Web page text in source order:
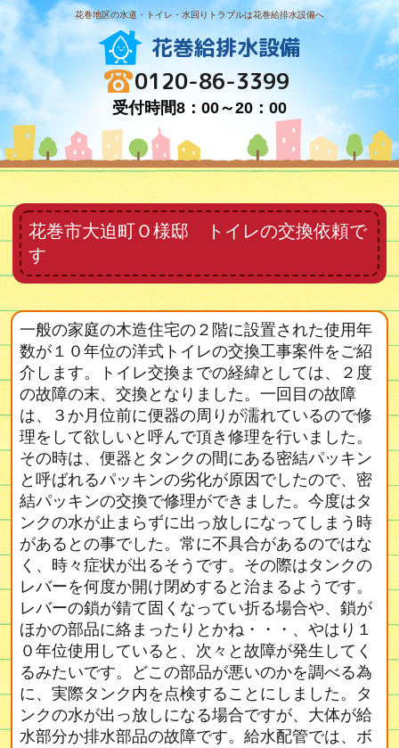
花巻地区の水道・トイレ・水回りトラブルは花巻給排水設備へ
花巻給排水設備
0120-86-3399
受付時間8：00～20：00
花巻市大迫町Ｏ様邸 トイレの交換依頼で
す
一般の家庭の木造住宅の２階に設置された使用年
数が１０年位の洋式トイレの交換工事案件をご紹
介します。トイレ交換までの経緯としては、２度
の故障の末、交換となりました。一回目の故障
は、３か月位前に便器の周りが濡れているので修
理をして欲しいと呼んで頂き修理を行いました。
その時は、便器とタンクの間にある密結パッキン
と呼ばれるパッキンの劣化が原因でしたので、密
結パッキンの交換で修理ができました。今度はタ
ンクの水が止まらずに出っ放しになってしまう時
があるとの事でした。常に不具合があるのではな
く、時々症状が出るそうです。その際はタンクの
レバーを何度か開け閉めすると治まるようです。
レバーの鎖が錆て固くなってい折る場合や、鎖が
ほかの部品に絡まったりとかね・・・、やはり１
０年位使用していると、次々と故障が発生してく
るみたいです。どこの部品が悪いのかを調べる為
に、実際タンク内を点検することにしました。タ
ンクの水が出っ放しになる場合ですが、大体が給
水部分か排水部品の故障です。給水配管では、ボ